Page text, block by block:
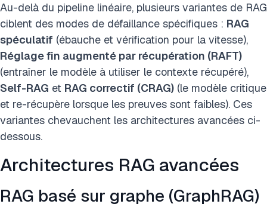
Au-delà du pipeline linéaire, plusieurs variantes de RAG
ciblent des modes de défaillance spécifiques : RAG
spéculatif (ébauche et vérification pour la vitesse),
Réglage fin augmenté par récupération (RAFT)
(entraîner le modèle à utiliser le contexte récupéré),
Self-RAG et RAG correctif (CRAG) (le modèle critique
et re-récupère lorsque les preuves sont faibles). Ces
variantes chevauchent les architectures avancées ci-
dessous.
Architectures RAG avancées
RAG basé sur graphe (GraphRAG)